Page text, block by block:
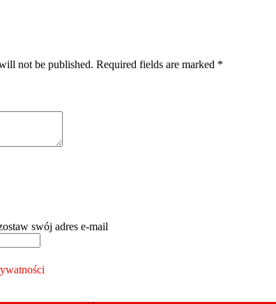
not be published. Required fields are marked *
swój adres e-mail